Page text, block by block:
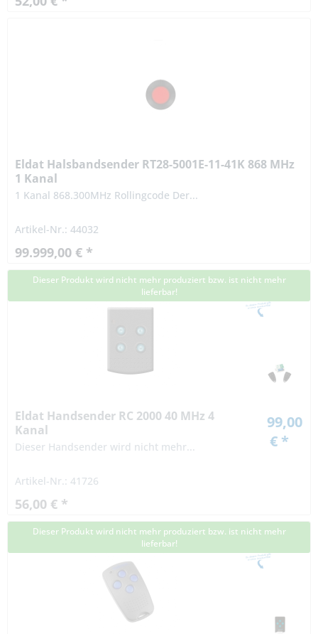
Eldat Halsbandsender RT28-5001E-11-41K 868 MHz
1 Kanal
1 Kanal 868.300MHz Rollingcode Der...
Artikel-Nr.: 44032
99.999,00 € *
Dieser Produkt wird nicht mehr produziert bzw. ist nicht mehr
lieferbar!
Eldat Handsender RC 2000 40 MHz 4
Kanal
Dieser Handsender wird nicht mehr...
Artikel-Nr.: 41726
56,00 € *
99,00
€ *
Dieser Produkt wird nicht mehr produziert bzw. ist nicht mehr
lieferbar!